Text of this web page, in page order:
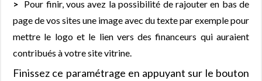
Pour finir, vous avez la possibilité de rajouter en bas de
page de vos sites une image avec du texte par exemple pour
mettre le logo et le lien vers des financeurs qui auraient
contribués à votre site vitrine.
Finissez ce paramétrage en appuyant sur le bouton